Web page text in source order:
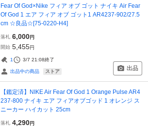
Fear Of God×Nike フィア オブ ゴット ナイキ Air Fear
Of God 1 エア フィア オブ ゴット1 AR4237-902/27.5
cm ☆良品☆[75-0220-H4]
落札 6,000円
開始 5,455円
1 3/7 21:08終了
出品中の商品 ストア 出品
【鑑定済】NIKE Air Fear Of God 1 Orange Pulse AR4
237-800 ナイキ エア フィアオブゴッド 1 オレンジ ス
ニーカー ハイカット 25cm
落札 4,290円